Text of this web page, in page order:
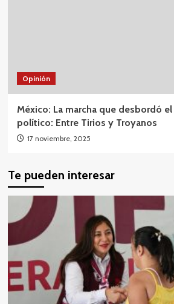
Opinión
México: La marcha que desbordó
político: Entre Tirios y Troyanos
17 noviembre, 2025
Te pueden interesar